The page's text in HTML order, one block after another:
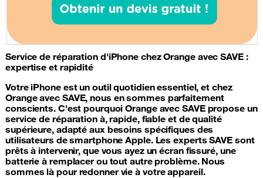
Service de réparation d'iPhone chez Orange avec SAVE :
expertise et rapidité
Votre iPhone est un outil quotidien essentiel, et chez
Orange avec SAVE, nous en sommes parfaitement
conscients. C'est pourquoi Orange avec SAVE propose un
service de réparation à, rapide, fiable et de qualité
supérieure, adapté aux besoins spécifiques des
utilisateurs de smartphone Apple. Les experts SAVE sont
prêts à intervenir, que vous ayez un écran fissuré, une
batterie à remplacer ou tout autre problème. Nous
sommes là pour redonner vie à votre appareil.